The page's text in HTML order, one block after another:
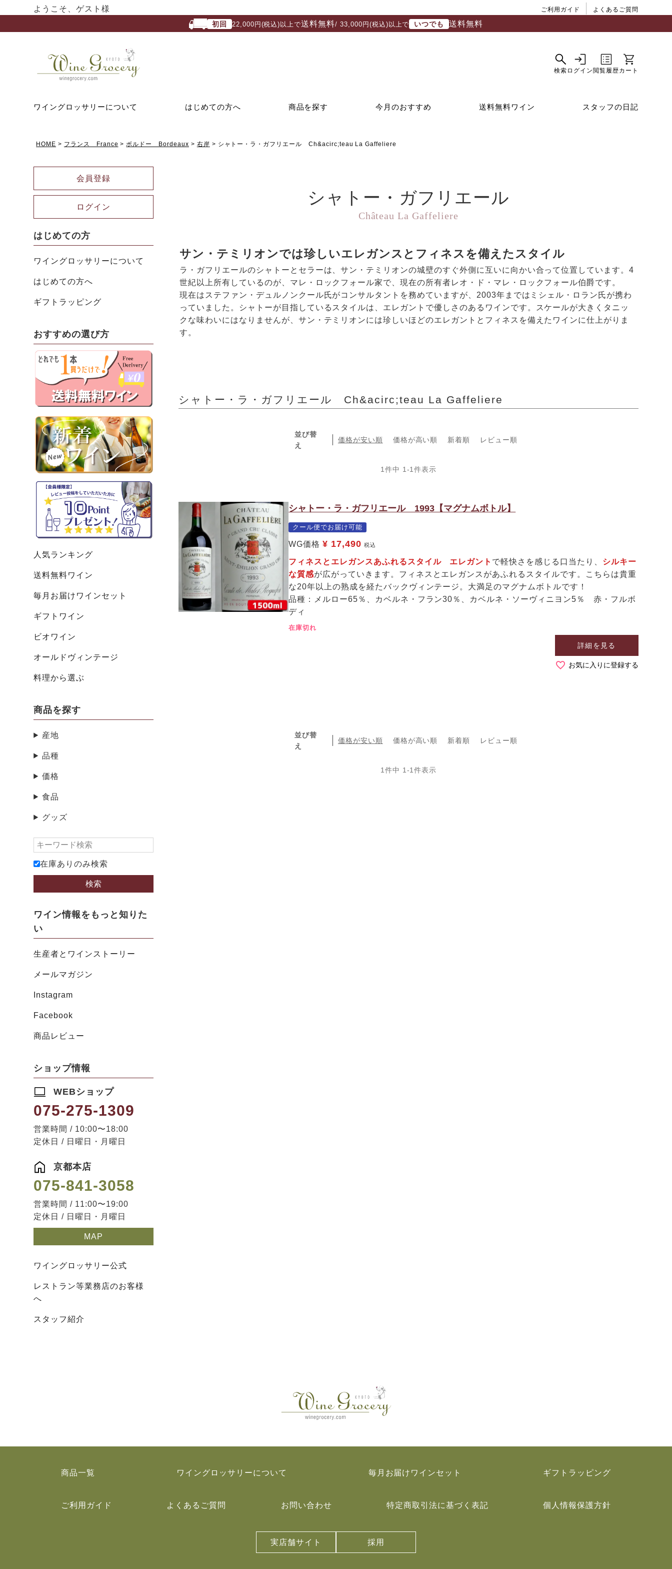
ようこそ、ゲスト様 ご利用ガイド よくあるご質問
初回 22,000円(税込)以上で送料無料/ 33,000円(税込)以上で いつでも 送料無料
ワイングロッサリーについて はじめての方へ 商品を探す 今月のおすすめ 送料無料ワイン スタッフの日記
HOME フランス France ボルドー Bordeaux 右岸 シャトー・ラ・ガフリエール Ch&acirc;teau La Gaffeliere
会員登録
ログイン
はじめての方
ワイングロッサリーについて
はじめての方へ
ギフトラッピング
おすすめの選び方
人気ランキング
送料無料ワイン
毎月お届けワインセット
ギフトワイン
ビオワイン
オールドヴィンテージ
料理から選ぶ
商品を探す
産地
品種
価格
食品
グッズ
在庫ありのみ検索
検索
ワイン情報をもっと知りた
い
生産者とワインストーリー
メールマガジン
Instagram
Facebook
商品レビュー
ショップ情報
WEBショップ
075-275-1309
営業時間 / 10:00〜18:00
定休日 / 日曜日・月曜日
京都本店
075-841-3058
営業時間 / 11:00〜19:00
定休日 / 日曜日・月曜日
MAP
ワイングロッサリー公式
レストラン等業務店のお客様
へ
スタッフ紹介
シャトー・ガフリエール
Château La Gaffeliere
サン・テミリオンでは珍しいエレガンスとフィネスを備えたスタイル
ラ・ガフリエールのシャトーとセラーは、サン・テミリオンの城壁のすぐ外側に互いに向かい合って位置しています。4
世紀以上所有しているのが、マレ・ロックフォール家で、現在の所有者レオ・ド・マレ・ロックフォール伯爵です。
現在はステファン・デュルノンクール氏がコンサルタントを務めていますが、2003年まではミシェル・ロラン氏が携わ
っていました。シャトーが目指しているスタイルは、エレガントで優しさのあるワインです。スケールが大きくタニッ
クな味わいにはなりませんが、サン・テミリオンには珍しいほどのエレガントとフィネスを備えたワインに仕上がりま
す。
シャトー・ラ・ガフリエール Ch&acirc;teau La Gaffeliere
並び替
え
価格が安い順 価格が高い順 新着順 レビュー順
1 件中 1 -1件表示
シャトー・ラ・ガフリエール 1993【マグナムボトル】
クール便でお届け可能
WG価格 ¥ 17,490 税込
フィネスとエレガンスあふれるスタイル エレガント で軽快さを感じる口当たり、 シルキー
な質感が広がっていきます。フィネスとエレガンスがあふれるスタイルです。こちらは貴重
な20年以上の熟成を経たバックヴィンテージ。大満足のマグナムボトルです！
品種：メルロー65％、カベルネ・フラン30％、カベルネ・ソーヴィニヨン5％ 赤・フルボ
ディ
在庫切れ
詳細を見る
お気に入りに登録する
並び替
え
価格が安い順 価格が高い順 新着順 レビュー順
1 件中 1 -1件表示
商品一覧 ワイングロッサリーについて 毎月お届けワインセット ギフトラッピング
ご利用ガイド よくあるご質問 お問い合わせ 特定商取引法に基づく表記 個人情報保護方針
実店舗サイト 採用